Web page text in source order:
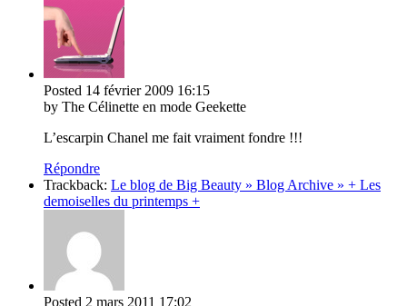
Posted 14 février 2009 16:15
by The Célinette en mode Geekette
L’escarpin Chanel me fait vraiment fondre !!!
Répondre
Trackback: Le blog de Big Beauty » Blog Archive » + Les
demoiselles du printemps +
Posted 2 mars 2011 17:02